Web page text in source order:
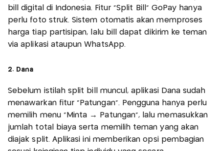
bill digital di Indonesia. Fitur “Split Bill” GoPay hanya
perlu foto struk. Sistem otomatis akan memproses
harga tiap partisipan, lalu bill dapat dikirim ke teman
via aplikasi ataupun WhatsApp.
2. Dana
Sebelum istilah split bill muncul, aplikasi Dana sudah
menawarkan fitur “Patungan”. Pengguna hanya perlu
memilih menu “Minta → Patungan”, lalu memasukkan
jumlah total biaya serta memilih teman yang akan
diajak split. Aplikasi ini memberikan opsi pembagian